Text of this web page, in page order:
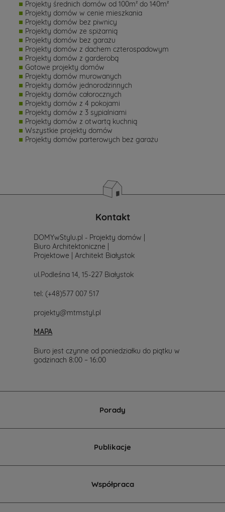
Projekty średnich domów od 100m² do 140m²
Projekty domów w cenie mieszkania
Projekty domów bez piwnicy
Projekty domów ze spiżarnią
Projekty domów bez garażu
Projekty domów z dachem czterospadowym
Projekty domów z garderobą
Gotowe projekty domów
Projekty domów murowanych
Projekty domów jednorodzinnych
Projekty domów całorocznych
Projekty domów z 4 pokojami
Projekty domów z 3 sypialniami
Projekty domów z otwartą kuchnią
Wszystkie projekty domów
Projekty domów parterowych bez garażu
Kontakt
DOMYwStylu.pl - Projekty domów |
Biuro Architektoniczne |
Projektowe | Architekt Białystok
ul.Podleśna 14, 15-227 Białystok
tel: (+48)577 007 517
projekty@mtmstyl.pl
MAPA
Biuro jest czynne od poniedziałku do piątku w
godzinach 8:00 – 16:00
Porady
Publikacje
Współpraca